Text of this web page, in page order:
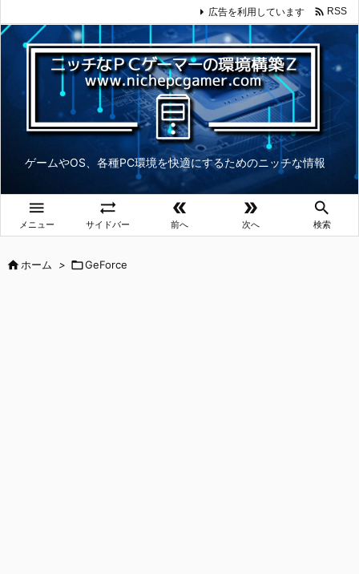
ゲームやOS、各種PC環境を快適にするためのニッチな情報

メニュー

サイドバー

前へ

次へ

検索
広告を利用しています  RSS
ホーム > GeForce